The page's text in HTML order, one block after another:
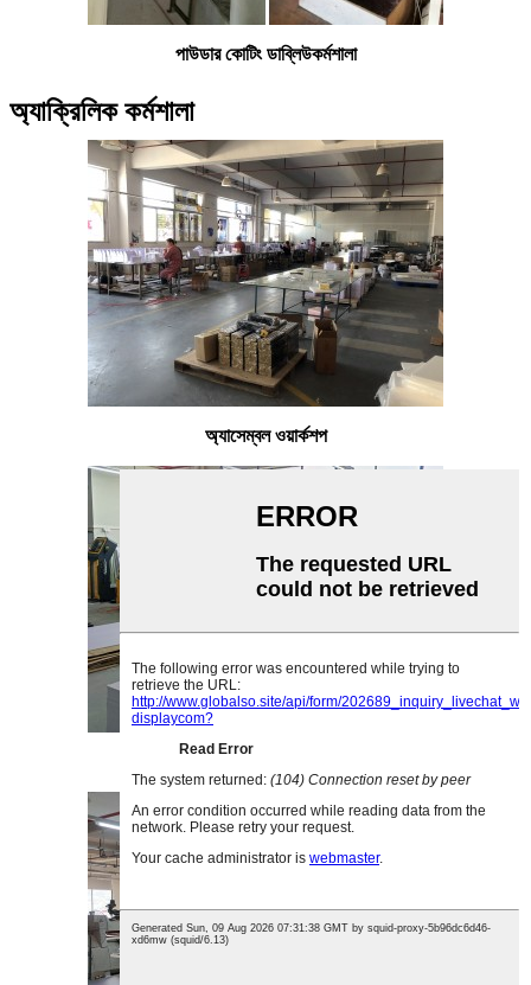
পাউডার কোটিং ডাব্লিউকর্মশালা
অ্যাক্রিলিক কর্মশালা
অ্যাসেম্বল ওয়ার্কশপ